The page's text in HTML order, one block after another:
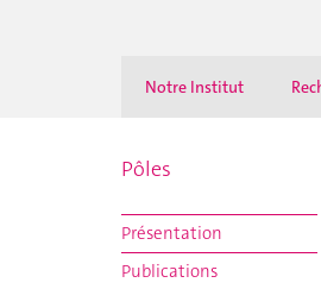
Notre Institut
Pôles
Présentation
Publications